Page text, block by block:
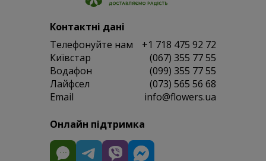
Контактні дані
Телефонуйте нам
+1 718 475 92 72
Київстар
(067) 355 77 55
Водафон
(099) 355 77 55
Лайфсел
(073) 565 56 68
Email
info@flowers.ua
Онлайн підтримка